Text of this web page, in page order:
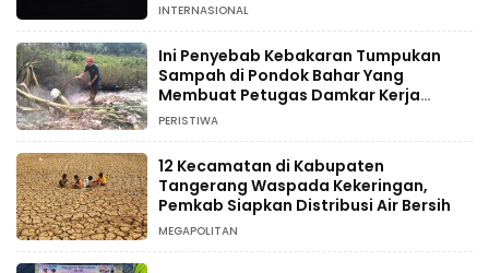
INTERNASIONAL
Ini Penyebab Kebakaran Tumpukan
Sampah di Pondok Bahar Yang
Membuat Petugas Damkar Kerja
Ekstra
PERISTIWA
12 Kecamatan di Kabupaten
Tangerang Waspada Kekeringan,
Pemkab Siapkan Distribusi Air Bersih
MEGAPOLITAN